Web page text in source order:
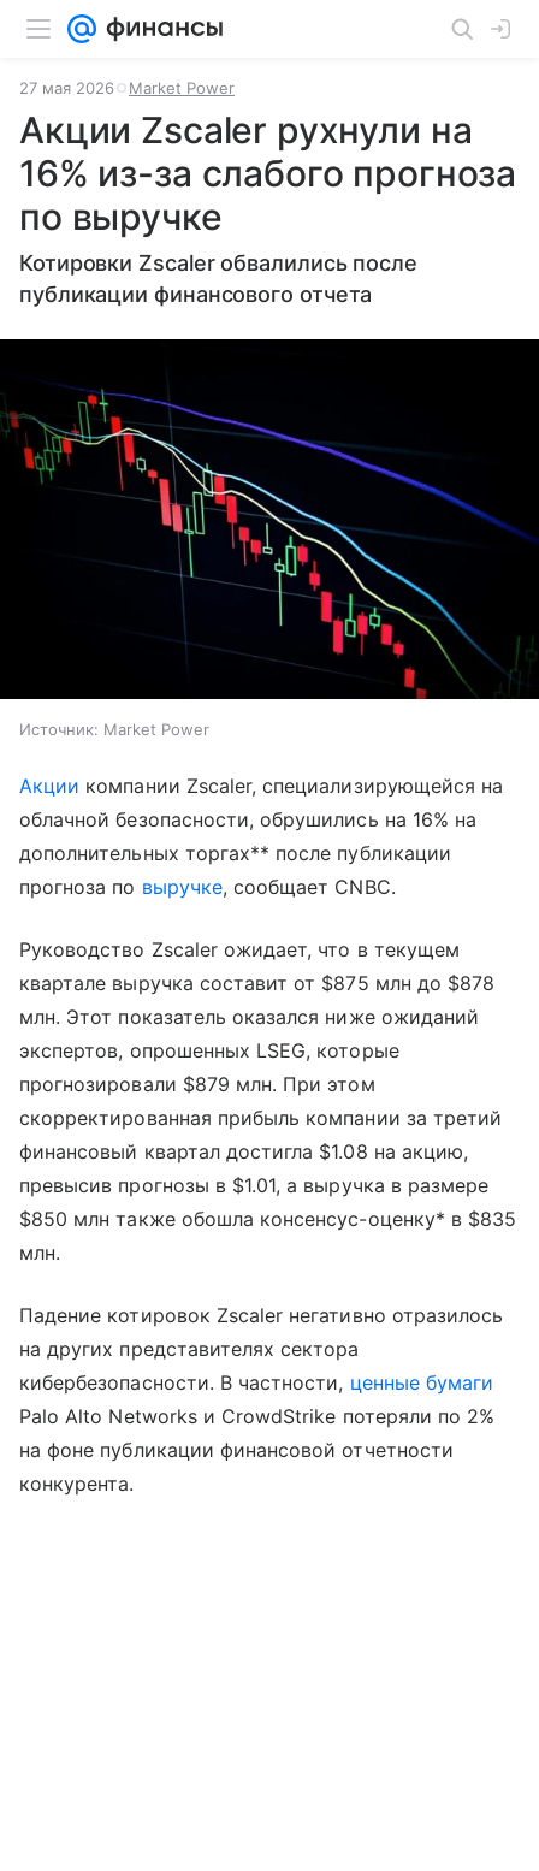
27 мая 2026 Market Power
Акции Zscaler рухнули на
16% из-за слабого прогноза
по выручке
Котировки Zscaler обвалились после
публикации финансового отчета
Источник: Market Power
Акции компании Zscaler, специализирующейся на
облачной безопасности, обрушились на 16% на
дополнительных торгах** после публикации
прогноза по выручке, сообщает CNBC.
Руководство Zscaler ожидает, что в текущем
квартале выручка составит от $875 млн до $878
млн. Этот показатель оказался ниже ожиданий
экспертов, опрошенных LSEG, которые
прогнозировали $879 млн. При этом
скорректированная прибыль компании за третий
финансовый квартал достигла $1.08 на акцию,
превысив прогнозы в $1.01, а выручка в размере
$850 млн также обошла консенсус-оценку* в $835
млн.
Падение котировок Zscaler негативно отразилось
на других представителях сектора
кибербезопасности. В частности, ценные бумаги
Palo Alto Networks и CrowdStrike потеряли по 2%
на фоне публикации финансовой отчетности
конкурента.